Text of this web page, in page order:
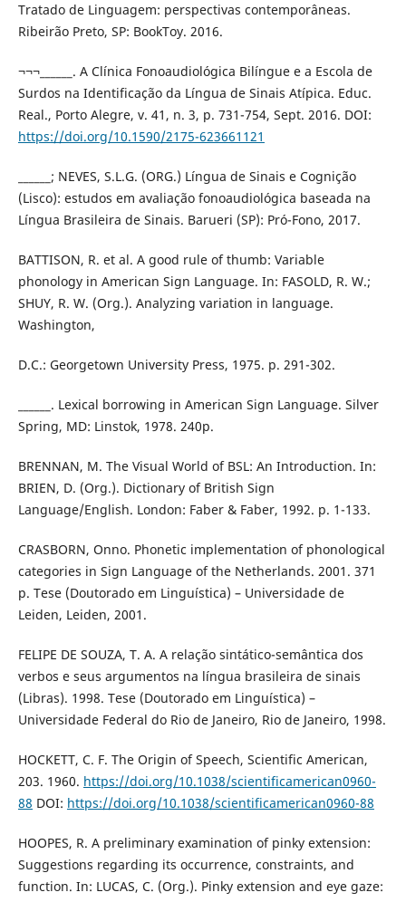
Tratado de Linguagem: perspectivas contemporâneas.
Ribeirão Preto, SP: BookToy. 2016.
¬¬¬______. A Clínica Fonoaudiológica Bilíngue e a Escola de
Surdos na Identificação da Língua de Sinais Atípica. Educ.
Real., Porto Alegre, v. 41, n. 3, p. 731-754, Sept. 2016. DOI:
https://doi.org/10.1590/2175-623661121
______; NEVES, S.L.G. (ORG.) Língua de Sinais e Cognição
(Lisco): estudos em avaliação fonoaudiológica baseada na
Língua Brasileira de Sinais. Barueri (SP): Pró-Fono, 2017.
BATTISON, R. et al. A good rule of thumb: Variable
phonology in American Sign Language. In: FASOLD, R. W.;
SHUY, R. W. (Org.). Analyzing variation in language.
Washington,
D.C.: Georgetown University Press, 1975. p. 291-302.
______. Lexical borrowing in American Sign Language. Silver
Spring, MD: Linstok, 1978. 240p.
BRENNAN, M. The Visual World of BSL: An Introduction. In:
BRIEN, D. (Org.). Dictionary of British Sign
Language/English. London: Faber & Faber, 1992. p. 1-133.
CRASBORN, Onno. Phonetic implementation of phonological
categories in Sign Language of the Netherlands. 2001. 371
p. Tese (Doutorado em Linguística) – Universidade de
Leiden, Leiden, 2001.
FELIPE DE SOUZA, T. A. A relação sintático-semântica dos
verbos e seus argumentos na língua brasileira de sinais
(Libras). 1998. Tese (Doutorado em Linguística) –
Universidade Federal do Rio de Janeiro, Rio de Janeiro, 1998.
HOCKETT, C. F. The Origin of Speech, Scientific American,
203. 1960. https://doi.org/10.1038/scientificamerican0960-
88 DOI: https://doi.org/10.1038/scientificamerican0960-88
HOOPES, R. A preliminary examination of pinky extension:
Suggestions regarding its occurrence, constraints, and
function. In: LUCAS, C. (Org.). Pinky extension and eye gaze: